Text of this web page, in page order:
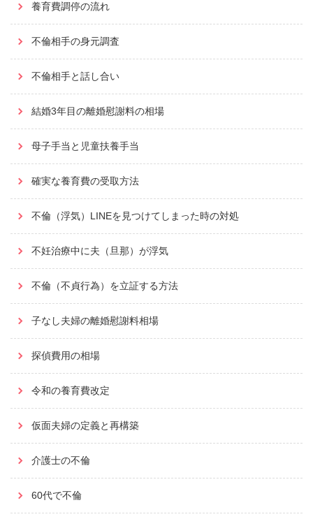
養育費調停の流れ
不倫相手の身元調査
不倫相手と話し合い
結婚3年目の離婚慰謝料の相場
母子手当と児童扶養手当
確実な養育費の受取方法
不倫（浮気）LINEを見つけてしまった時の対処
不妊治療中に夫（旦那）が浮気
不倫（不貞行為）を立証する方法
子なし夫婦の離婚慰謝料相場
探偵費用の相場
令和の養育費改定
仮面夫婦の定義と再構築
介護士の不倫
60代で不倫